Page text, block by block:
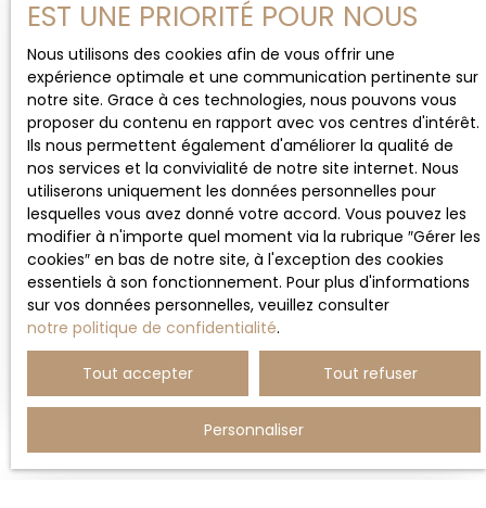
avec placard, salle de bains avec baignoire +
fermé Chauffage collectif au gaz avec comptage
individuel loyer net : 700 € avances sur charges
incluant toutes les charges communes
(nettoyage/entretien des parties communes,
ascenseur) ainsi que les consommations d'eau
froide, l'eau chaude et de chauffage : 150 € dépôt
de garantie : 700 € Honoraires à partager entre
bailleur et preneur 1. 804€ à savoir : 902 € pour le
bailleur dont 246 € pour l'état des lieux et 902 €
pour le preneur dont 246 € pour l'état des lieux
Logement non conventionné logement disponible
pour le 15 septembre 2023
355€ /mois CC
Loué
F1 AVEC BALCON, CAVE ET PARKING
1pièce 30m²
Saverne 67700
Saverne, Résidence BELLEVUE au 1er étage avec
ascenseur Agréable et lumineux F1 d'env. 30 m²
comprenant entrée avec placard, 1 pièce
principale d'environ 20 m², 1 espace cuisine (non
équipée), une salle de bains avec WC, 1 balcon
avec vue "Château des Rohan" Au sous-sol : une
EST UNE PRIORITÉ POUR NOUS
Nous utilisons des cookies afin de vous offrir une
expérience optimale et une communication pertinente sur
notre site. Grace à ces technologies, nous pouvons vous
proposer du contenu en rapport avec vos centres d'intérêt.
Ils nous permettent également d'améliorer la qualité de
nos services et la convivialité de notre site internet. Nous
utiliserons uniquement les données personnelles pour
lesquelles vous avez donné votre accord. Vous pouvez les
modifier à n'importe quel moment via la rubrique ″Gérer les
cookies″ en bas de notre site, à l'exception des cookies
essentiels à son fonctionnement. Pour plus d'informations
sur vos données personnelles, veuillez consulter
notre politique de confidentialité.
Tout accepter Tout refuser
Personnaliser